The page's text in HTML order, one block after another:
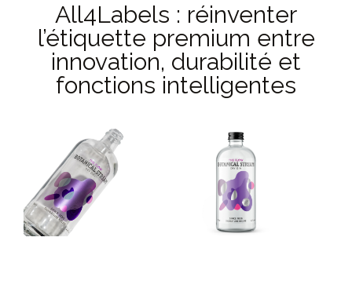
All4Labels : réinventer
l’étiquette premium entre
innovation, durabilité et
fonctions intelligentes